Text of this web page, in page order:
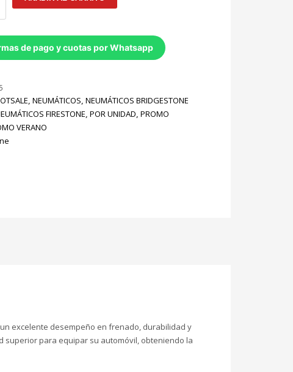
de pago y cuotas por Whatsapp
, NEUMÁTICOS, NEUMÁTICOS BRIDGESTONE
FIRESTONE, POR UNIDAD, PROMO
VERANO
excelente desempeño en frenado, durabilidad y
superior para equipar su automóvil, obteniendo la